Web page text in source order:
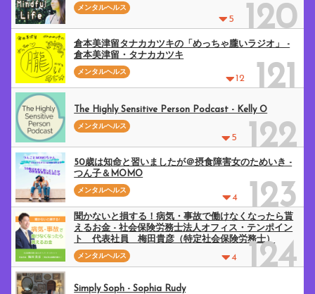
5 120
メンタルヘルス
12 121
倉本美津留タナカカツキの「めっちゃ朧いラジオ」 -
倉本美津留・タナカカツキ
メンタルヘルス
5 122
The Highly Sensitive Person Podcast - Kelly O
メンタルヘルス
4 123
50歳は知命と習いましたが＠摂食障害女のためいき -
つん子＆MOMO
メンタルヘルス
4 124
聞かないと損する！病気・事故で働けなくなったら貰
えるお金 - 社会保険労務士法人オフィス・テンポイン
ト 代表社員 梅田貴彦（特定社会保険労務士）
メンタルヘルス
Simply Soph - Sophia Rudy